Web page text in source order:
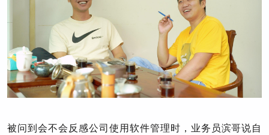
被问到会不会反感公司使用软件管理时，业务员滨哥说自